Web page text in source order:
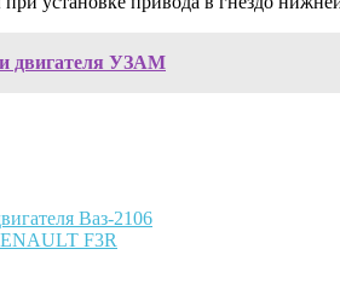
двигателя УЗАМ
Ваз-2106
F3R